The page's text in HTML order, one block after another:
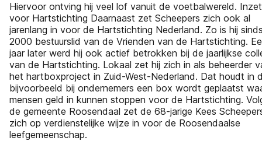
Hiervoor ontving hij veel lof vanuit de voetbalwereld. Inzet
voor Hartstichting Daarnaast zet Scheepers zich ook al
jarenlang in voor de Hartstichting Nederland. Zo is hij
2000 bestuurslid van de Vrienden van de Hartstichting.
jaar later werd hij ook actief betrokken bij de jaarlijkse
van de Hartstichting. Lokaal zet hij zich in als beheerder
het hartboxproject in Zuid-West-Nederland. Dat houdt in
bijvoorbeeld bij ondernemers een box wordt geplaatst
mensen geld in kunnen stoppen voor de Hartstichting.
de gemeente Roosendaal zet de 68-jarige Kees
zich op verdienstelijke wijze in voor de Roosendaalse
leefgemeenschap.